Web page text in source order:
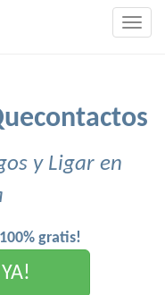
y Ligar en
gratis!